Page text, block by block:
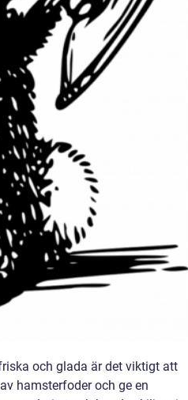
och glada är det viktigt att
hamsterfoder och ge en